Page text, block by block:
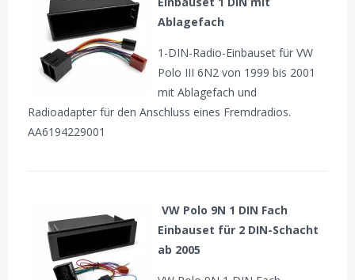
Ablagefach
1-DIN-Radio-Einbauset für VW
Polo III 6N2 von 1999 bis 2001
mit Ablagefach und
Radioadapter für den Anschluss eines Fremdradios.
AA6194229001
VW Polo 9N 1 DIN Fach
Einbauset für 2 DIN-Schacht
ab 2005